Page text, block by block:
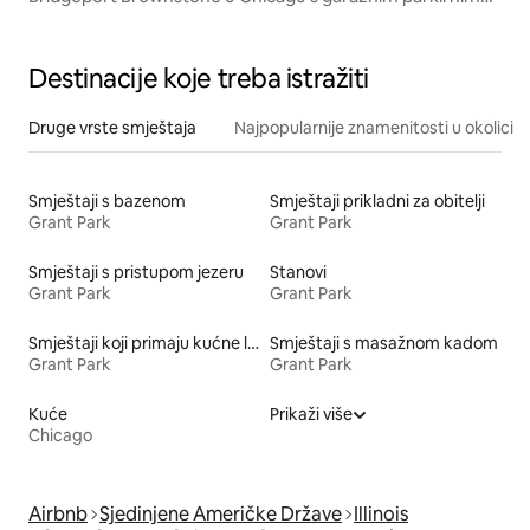
Destinacije koje treba istražiti
Druge vrste smještaja Najpopularnije znamenitosti u okolici
Smještaji s bazenom
Grant Park
Smještaji prikladni za obitelji
Grant Park
Smještaji s pristupom jezeru
Grant Park
Stanovi
Grant Park
Smještaji koji primaju kućne ljubimce
Grant Park
Smještaji s masažnom kadom
Grant Park
Kuće
Chicago
Prikaži više
Airbnb Sjedinjene Američke Države Illinois